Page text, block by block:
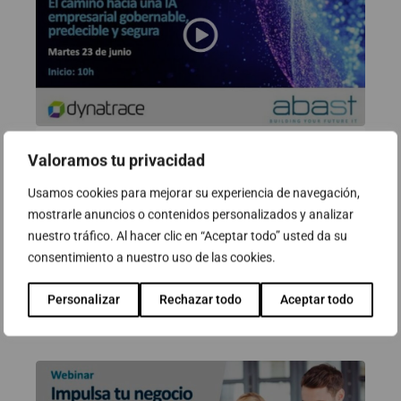
Valoramos tu privacidad
Usamos cookies para mejorar su experiencia de navegación,
mostrarle anuncios o contenidos personalizados y analizar
nuestro tráfico. Al hacer clic en “Aceptar todo” usted da su
consentimiento a nuestro uso de las cookies.
Personalizar Rechazar todo Aceptar todo
Webinar: AI Observability. El
camino hacia una IA empresarial
gobernable, predecible y segura
23 de junio de 2026
Ver